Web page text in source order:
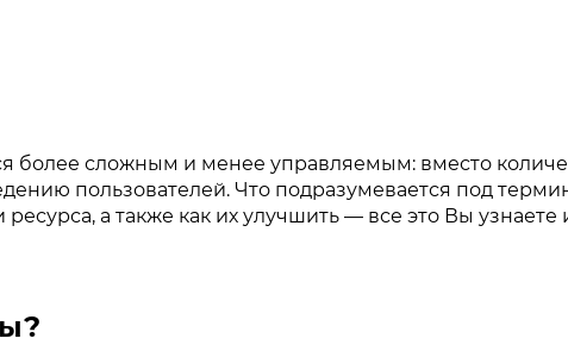
более сложным и менее управляемым: вместо
пользователей. Что подразумевается под
а также как их улучшить — все это Вы узнаете